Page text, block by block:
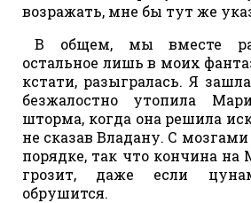
возражать, мне бы тут же
В общем, мы вместе
остальное лишь в моих
кстати, разыгралась. Я
безжалостно утопила
шторма, когда она решила
не сказав Владану. С
порядке, так что кончина на
грозит, даже если
обрушится.